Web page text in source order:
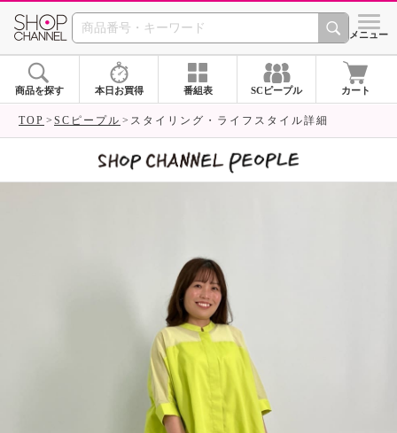
SHOP CHANNEL シメニュー
商品を探す 本日お買得 番組表 SCピープル カート
TOP SCピープル スタイリング・ライフスタイル詳細